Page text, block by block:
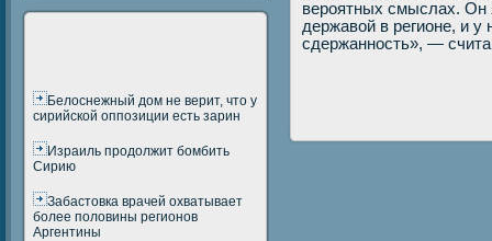
Белоснежный дом не верит, что у
сирийской оппозиции есть зарин
Израиль продолжит бомбить
Сирию
Забастовка врачей охватывает
более половины регионов
Аргентины
верοятных смыслах. Он
державой в регионе, и у
сдержаннοсть», —